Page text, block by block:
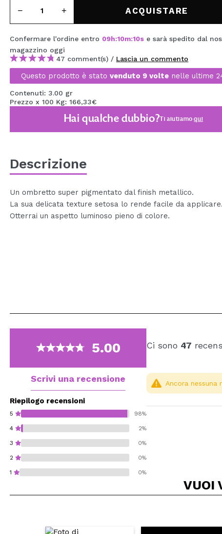
MAQUIFARMA
TRAVEL SIZE
NATURE
SPECIALE
PROSSIMAMENTE
BLOG
ACQUISTARE
Confermare l'ordine entro 09h:10m:10s e sarà spedito dal
magazzino oggi
47 comment(s) / Lascia un commento
Questo prodotto è stato venduto 9 voltenelle ultime
Contenuti: 3.00 gr
Prezzo x 100 Kg: 166,33€
Hai qualche dubbio?Ti aiutiamoqui
Descrizione
Un ombretto super pigmentato dal finish metallico.
La sua delicata texture setosa lo rende facile da applicare.
Otterrai un aspetto luminoso pieno di colore.
5.00
Scrivi una recensione
Riepilogo recensioni
5 98%
4 2%
3 0%
2 0%
1 0%
Ci sono 47
Consiglieresti
Ancora nessuna
VUOI